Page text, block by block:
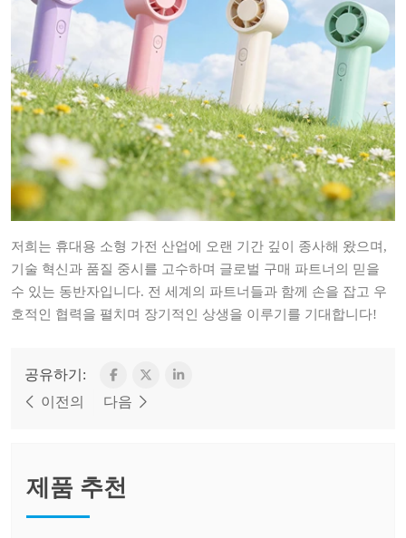
저희는 휴대용 소형 가전 산업에 오랜 기간 깊이 종사해 왔으며,
기술 혁신과 품질 중시를 고수하며 글로벌 구매 파트너의 믿을
수 있는 동반자입니다. 전 세계의 파트너들과 함께 손을 잡고 우
호적인 협력을 펼치며 장기적인 상생을 이루기를 기대합니다!
공유하기:
이전의
다음
제품 추천